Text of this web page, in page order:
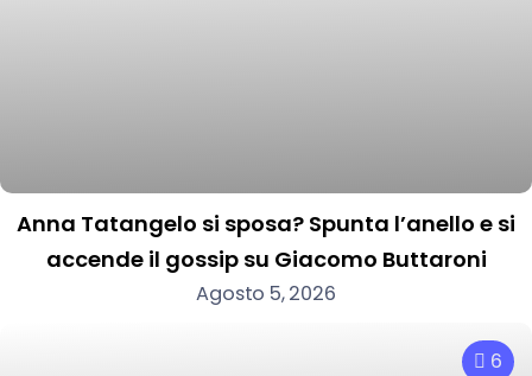
Anna Tatangelo si sposa? Spunta l’anello e si
accende il gossip su Giacomo Buttaroni
Agosto 5, 2026
6